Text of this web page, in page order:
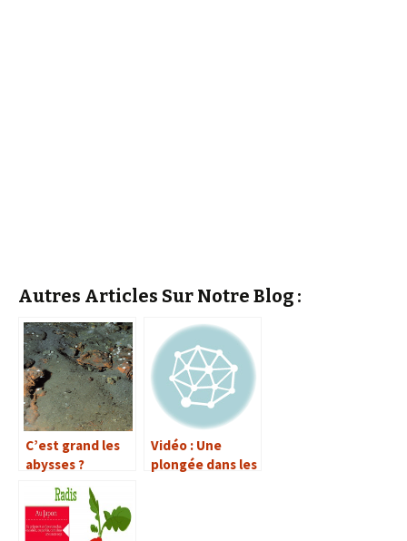
Autres Articles Sur Notre Blog :
C’est grand les
abysses ?
Vidéo : Une
plongée dans les